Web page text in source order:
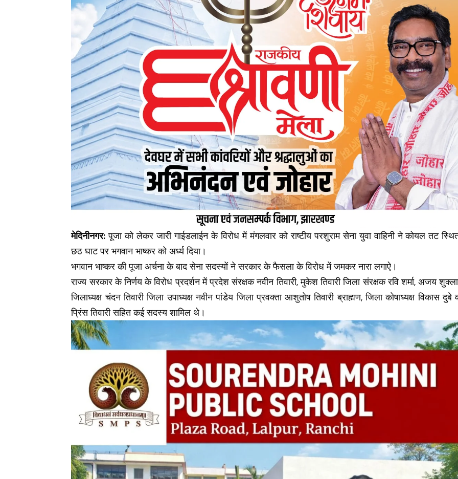
मेदिनीनगर: पूजा को लेकर जारी गाईडलाईन के विरोध में मंगलवार को राष्टीय परशुराम सेना युवा वाहिनी ने कोयल तट
छठ घाट पर भगवान भाष्कर को अर्ध्य दिया।
भगवान भाष्कर की पूजा अर्चना के बाद सेना सदस्यों ने सरकार के फैसला के विरोध में जमकर नारा लगाऐ।
राज्य सरकार के निर्णय के विरोध प्रदर्शन में प्रदेश संरक्षक नवीन तिवारी, मुकेश तिवारी जिला संरक्षक रवि शर्मा, अजय
जिलाध्यक्ष चंदन तिवारी जिला उपाध्यक्ष नवीन पांडेय जिला प्रवक्ता आशुतोष तिवारी ब्राह्मण, जिला कोषाध्यक्ष विकास दुबे
प्रिंस तिवारी सहित कई सदस्य शामिल थे।